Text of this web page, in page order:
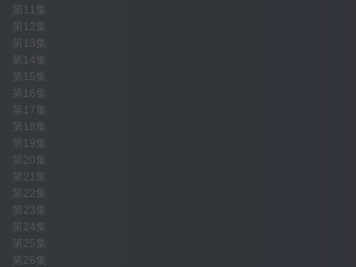
第11集
第12集
第13集
第14集
第15集
第16集
第17集
第18集
第19集
第20集
第21集
第22集
第23集
第24集
第25集
第26集